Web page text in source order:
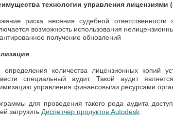
технологии управления лицензиями
риска несения судебной
возможность использования
получение обновлений
определения количества лицензионных копий
специальный аудит. Такой аудит
управления финансовыми ресурсами
для проведения такого рода аудита
загрузить Диспетчер продуктов Autodesk